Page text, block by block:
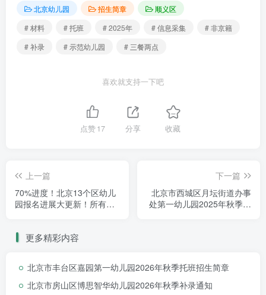
北京幼儿园 招生简章
顺义区
# 材料
# 托班 # 2025年 # 信息采集
# 非京籍
# 补录
# 示范幼儿园 # 三餐两点
喜欢就支持一下吧
点赞17 分享 收藏
上一篇
70%进度！北京13个区幼儿
园报名进展大更新！所有城
下一篇
北京市西城区月坛街道办事
处第一幼儿园2025年秋季招
更多精彩内容
北京市丰台区嘉园第一幼儿园2026年秋季托班招生简章
北京市房山区博思智华幼儿园2026年秋季补录通知